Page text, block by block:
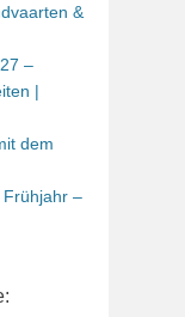
&
–
|
dem
Frühjahr –